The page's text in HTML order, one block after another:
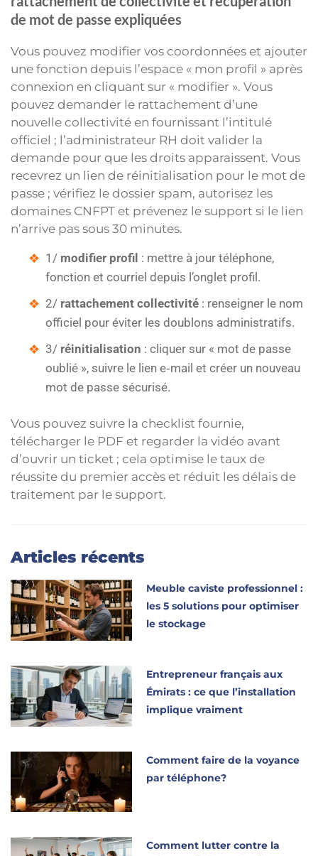
de mot de passe expliquées
Vous pouvez modifier vos coordonnées et ajouter
une fonction depuis l’espace « mon profil » après
connexion en cliquant sur « modifier ». Vous
pouvez demander le rattachement d’une
nouvelle collectivité en fournissant l’intitulé
officiel ; l’administrateur RH doit valider la
demande pour que les droits apparaissent. Vous
recevrez un lien de réinitialisation pour le mot de
passe ; vérifiez le dossier spam, autorisez les
domaines CNFPT et prévenez le support si le lien
n’arrive pas sous 30 minutes.
1/ modifier profil : mettre à jour téléphone,
fonction et courriel depuis l’onglet profil.
2/ rattachement collectivité : renseigner le nom
officiel pour éviter les doublons administratifs.
3/ réinitialisation : cliquer sur « mot de passe
oublié », suivre le lien e‑mail et créer un nouveau
mot de passe sécurisé.
Vous pouvez suivre la checklist fournie,
télécharger le PDF et regarder la vidéo avant
d’ouvrir un ticket ; cela optimise le taux de
réussite du premier accès et réduit les délais de
traitement par le support.
Articles récents
Meuble caviste professionnel :
les 5 solutions pour optimiser
le stockage
Entrepreneur français aux
Émirats : ce que l’installation
implique vraiment
Comment faire de la voyance
par téléphone?
Comment lutter contre la